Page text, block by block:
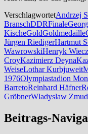
VerschlagwortetAndrzej
BranschDDRFinale
KischeGoldGoldmedaille
Jürgen RiedigerHartmut
WawrowskiHenryk
CroyKazimierz Deyna
WeiseLothar Kurbjuweit
1976Olympiastadion
BarretoReinhard Häfner
GröbnerWladyslaw
Beitrags-